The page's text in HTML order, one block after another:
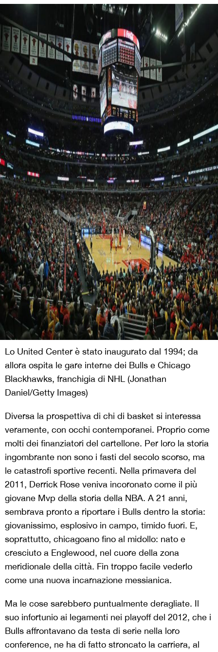
Lo United Center è stato inaugurato dal 1994; da
allora ospita le gare interne dei Bulls e Chicago
Blackhawks, franchigia di NHL (Jonathan
Daniel/Getty Images)
Diversa la prospettiva di chi di basket si interessa
veramente, con occhi contemporanei. Proprio come
molti dei finanziatori del cartellone. Per loro la storia
ingombrante non sono i fasti del secolo scorso, ma
le catastrofi sportive recenti. Nella primavera del
2011, Derrick Rose veniva incoronato come il più
giovane Mvp della storia della NBA. A 21 anni,
sembrava pronto a riportare i Bulls dentro la storia:
giovanissimo, esplosivo in campo, timido fuori. E,
soprattutto, chicagoano fino al midollo: nato e
cresciuto a Englewood, nel cuore della zona
meridionale della città. Fin troppo facile vederlo
come una nuova incarnazione messianica.
Ma le cose sarebbero puntualmente deragliate. Il
suo infortunio ai legamenti nei playoff del 2012, che i
Bulls affrontavano da testa di serie nella loro
conference, ne ha di fatto stroncato la carriera, al